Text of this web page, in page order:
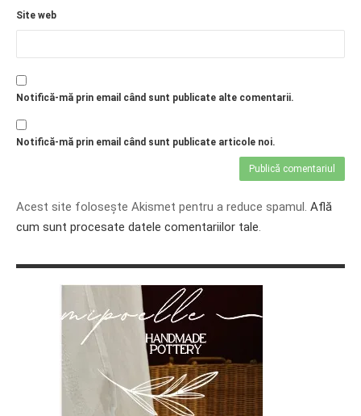
Site web
Notifică-mă prin email când sunt publicate alte comentarii.
Notifică-mă prin email când sunt publicate articole noi.
Acest site folosește Akismet pentru a reduce spamul. Află
cum sunt procesate datele comentariilor tale.